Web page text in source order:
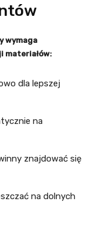
wymaga
materiałów:
dla lepszej
na
znajdować się
na dolnych